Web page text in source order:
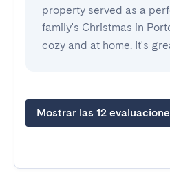
property served as a
family's Christmas in
cozy and at home. It's
Mostrar las 12